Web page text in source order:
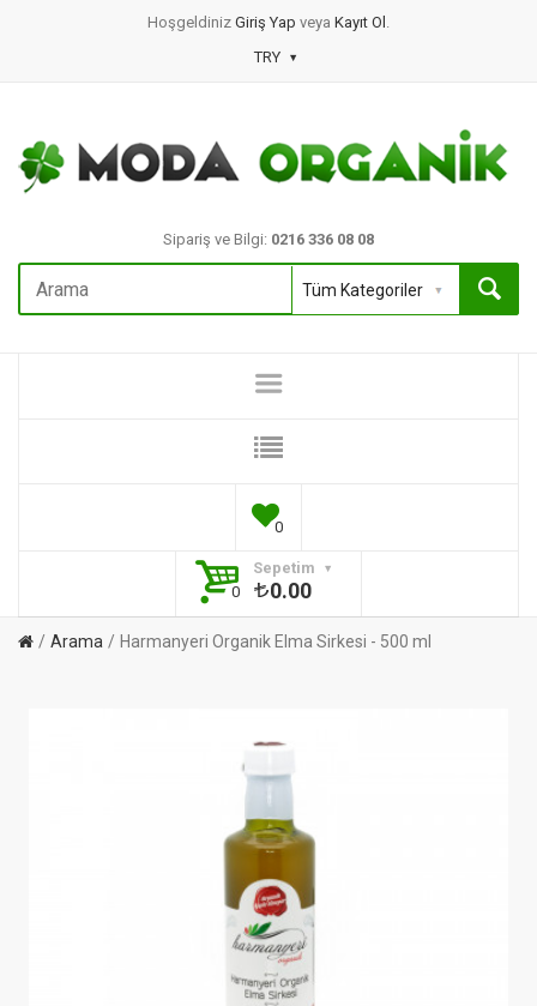
Hoşgeldiniz Giriş Yap veya Kayıt Ol .
TRY
Sipariş ve Bilgi: 0216 336 08 08
0
Sepetim
0
0.00
Arama Harmanyeri Organik Elma Sirkesi - 500 ml